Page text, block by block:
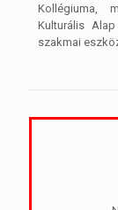
Kollégiuma,
Kulturális
szakmai